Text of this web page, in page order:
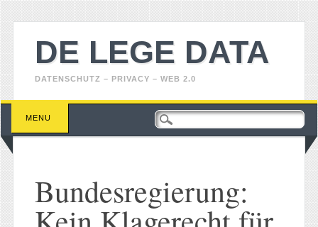
DE LEGE DATA
DATENSCHUTZ – PRIVACY – WEB 2.0
Main menu
Skip
content
MENU
Bundesregierung: